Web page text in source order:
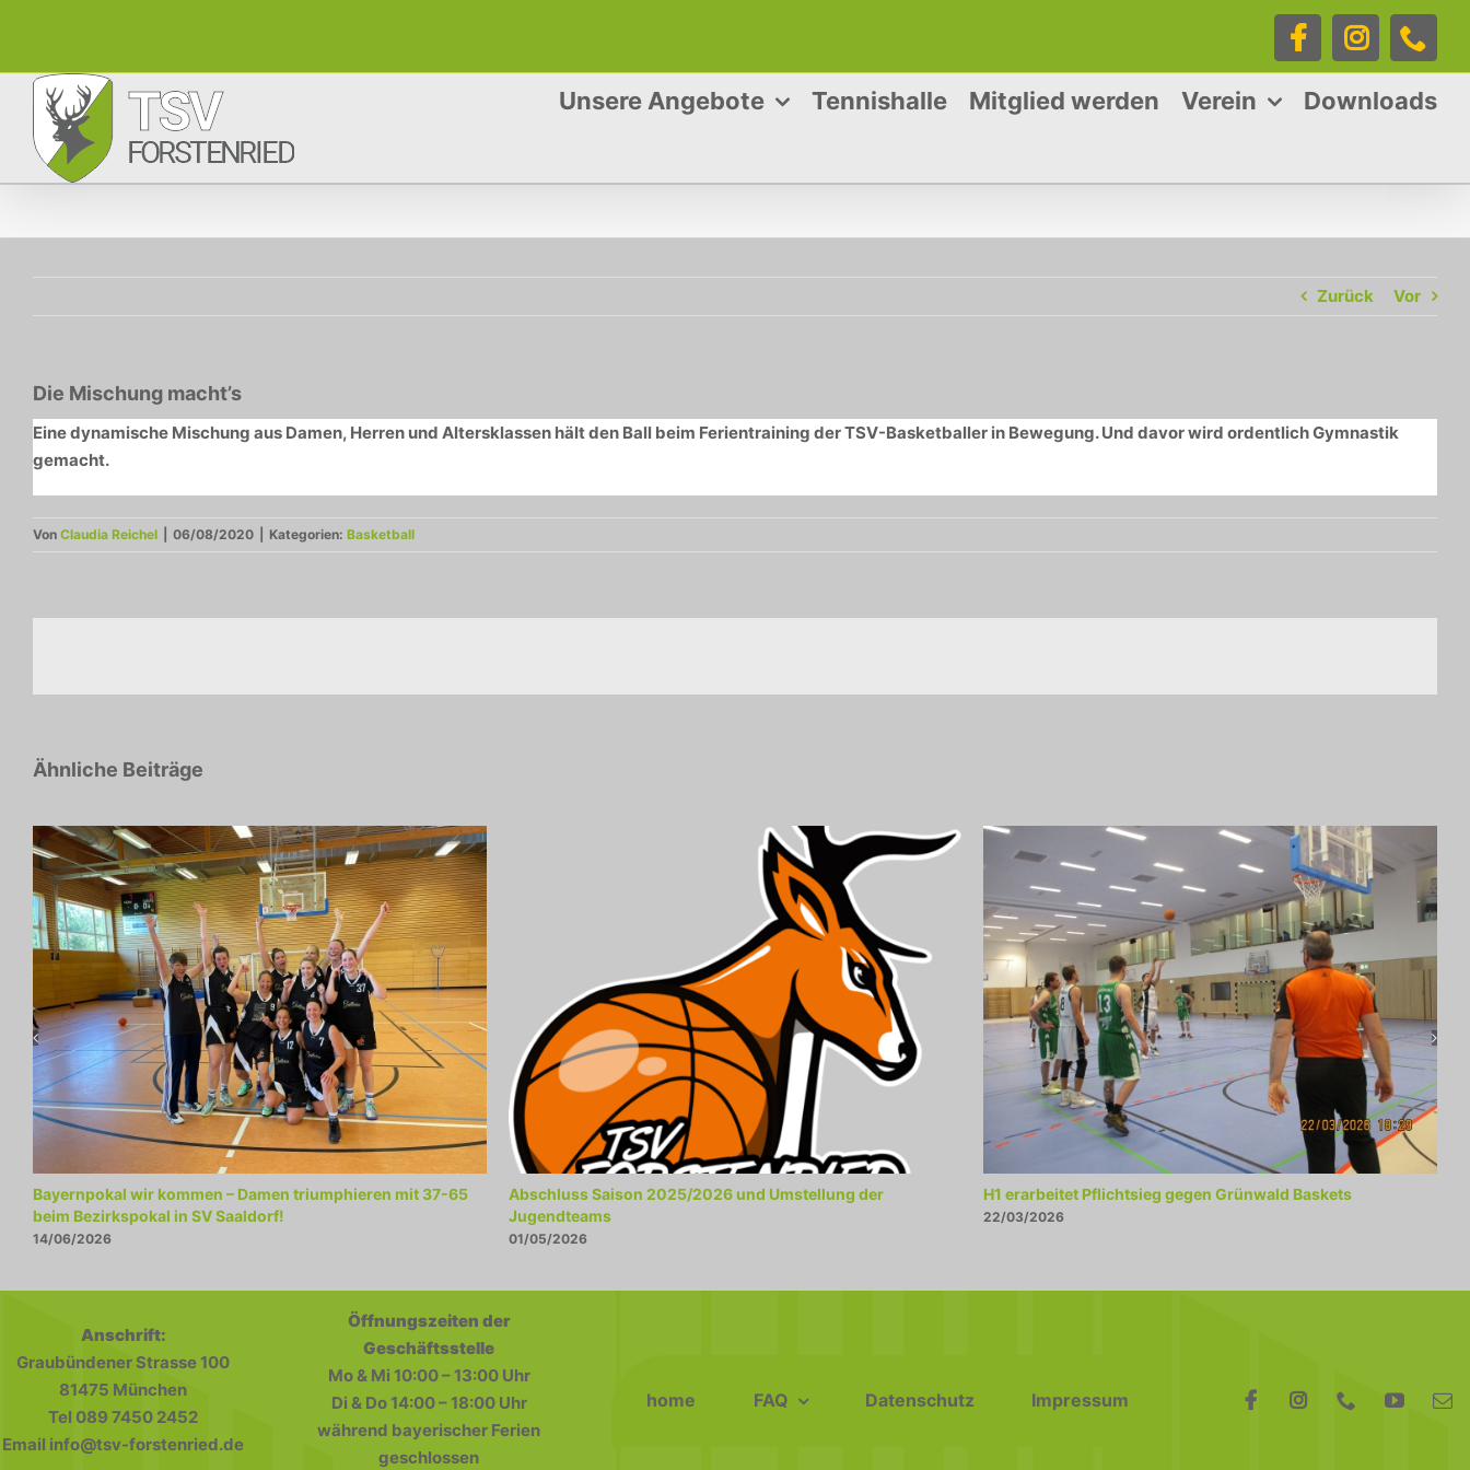
springen
Facebook
Unsere Angebote Tennishalle Mitglied werden Verein Downloads
Zurück Vor
Die Mischung macht’s
Eine dynamische Mischung aus Damen, Herren und Altersklassen hält den Ball beim Ferientraining der TSV-Basketballer in Bewegung. Und davor wird ordentlich Gymnastik
gemacht.
Von Claudia Reichel 06/08/2020 Kategorien: Basketball
Ähnliche Beiträge
Bayernpokal wir kommen – Damen triumphieren mit 37-65
beim Bezirkspokal in SV Saaldorf!
14/06/2026
Abschluss Saison 2025/2026 und Umstellung der
Jugendteams
01/05/2026
H1 erarbeitet Pflichtsieg gegen Grünwald Baskets
22/03/2026
Anschrift:
Graubündener Strasse 100
81475 München
Tel 089 7450 2452
Email info@tsv-forstenried.de
Öffnungszeiten der
Geschäftsstelle
Mo & Mi 10:00 – 13:00 Uhr
Di & Do 14:00 – 18:00 Uhr
während bayerischer Ferien
geschlossen
home FAQ Datenschutz Impressum